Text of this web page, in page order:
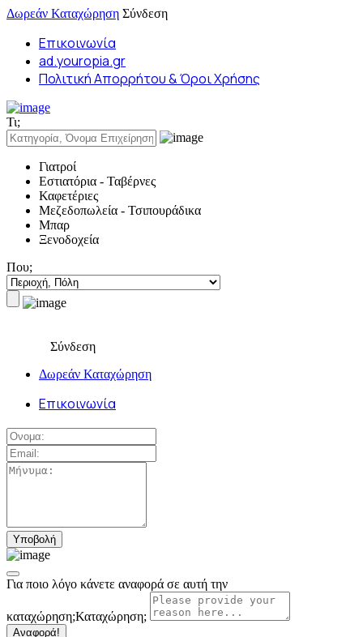
Δωρεάν Καταχώρηση Σύνδεση
Επικοινωνία
ad.youropia.gr
Πολιτική Απορρήτου & Όροι Χρήσης
Τι;
Γιατροί
Εστιατόρια - Ταβέρνες
Καφετέριες
Μεζεδοπωλεία - Τσιπουράδικα
Μπαρ
Ξενοδοχεία
Που;
Σύνδεση
Δωρεάν Καταχώρηση
Επικοινωνία
Για ποιο λόγο κάνετε αναφορά σε αυτή την
καταχώρηση;Καταχώρηση;
Αναφορά!